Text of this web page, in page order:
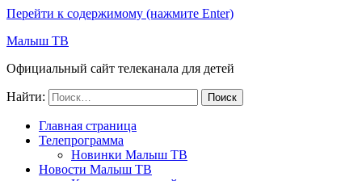
Перейти к содержимому (нажмите Enter)
Малыш ТВ
Официальный сайт телеканала для детей
Найти:
Главная страница
Телепрограмма
Новинки Малыш ТВ
Новости Малыш ТВ